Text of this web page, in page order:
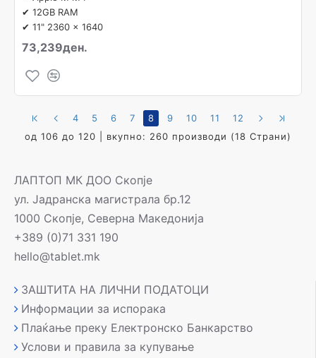
✔ 12GB RAM
✔ 11" 2360 x 1640
73,239ден.
4 5 6 7 8 9 10 11
12
од 106 до 120 | вкупно: 260 производи (18 Страни)
ЛАПТОП МК ДОО Скопје
ул. Јадранска магистрала бр.12
1000 Скопје, Северна Македонија
+389 (0)71 331 190
hello@tablet.mk
ЗАШТИТА НА ЛИЧНИ ПОДАТОЦИ
Информации за испорака
Плаќање преку Електронско Банкарство
Услови и правила за купување